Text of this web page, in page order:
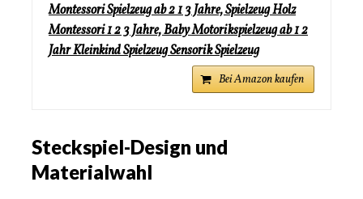
Montessori Spielzeug ab 2 1 3 Jahre, Spielzeug Holz
Montessori 1 2 3 Jahre, Baby Motorikspielzeug ab 1 2
Jahr Kleinkind Spielzeug Sensorik Spielzeug
Bei Amazon kaufen
Steckspiel-Design und
Materialwahl